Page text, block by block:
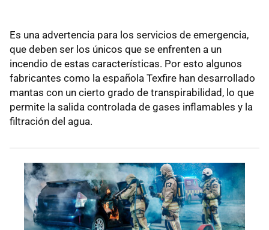
Es una advertencia para los servicios de emergencia,
que deben ser los únicos que se enfrenten a un
incendio de estas características. Por esto algunos
fabricantes como la española Texfire han desarrollado
mantas con un cierto grado de transpirabilidad, lo que
permite la salida controlada de gases inflamables y la
filtración del agua.